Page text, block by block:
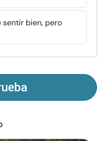
ES
sentir bien, pero